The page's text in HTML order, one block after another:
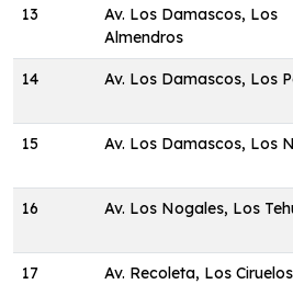
13
Av. Los Damascos, Los
Almendros
14 Av. Los Damascos, Los
15 Av. Los Damascos, Los
16 Av. Los Nogales, Los
17 Av. Recoleta, Los Ciruelos